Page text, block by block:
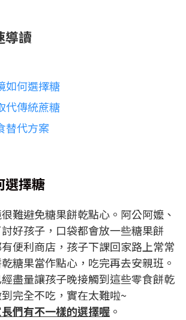
導讀
如何選擇糖
代傳統蔗糖
替代方案
選擇糖
難避免糖果餅乾點心。阿公阿嬤、
好孩子，口袋都會放一些糖果餅
便利商店，孩子下課回家路上常常
糖果當作點心，吃完再去安親班。
盡量讓孩子晚接觸到這些零食餅乾
完全不吃，實在太難啦~
們有不一樣的選擇喔 。